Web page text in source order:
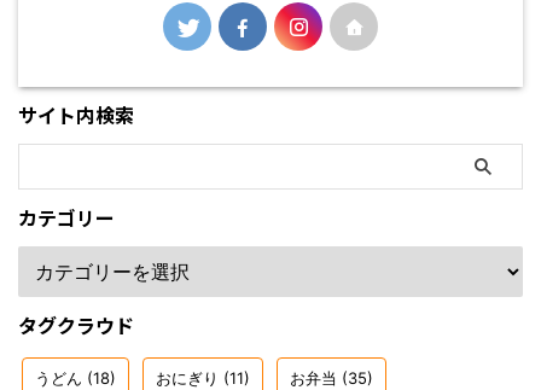
サイト内検索
カテゴリー
タグクラウド
うどん (18) おにぎり (11) お弁当 (35)